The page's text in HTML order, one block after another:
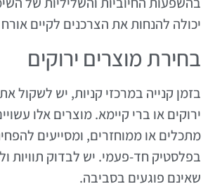
יכולה להנחות את הצרכנים לקיים
בחירת מוצרים ירוקים
בזמן קנייה במרכזי קניות, יש לשקול
ירוקים או ברי קיימא. מוצרים אלו
מתכלים או ממוחזרים, ומסייעים
בפלסטיק חד-פעמי. יש לבדוק תוויות
שאינם פוגעים בסביבה.